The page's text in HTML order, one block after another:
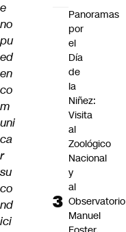
e
no
pu
ed
en
co
m
uni
ca
r
su
co
nd
ici
Panoramas
por
el
Día
de
la
Niñez:
Visita
al
Zoológico
Nacional
y
al
Observatorio
Manuel